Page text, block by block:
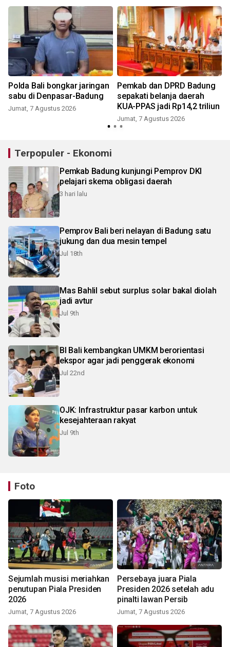
Polda Bali bongkar jaringan
sabu di Denpasar-Badung
Jumat, 7 Agustus 2026
Pemkab dan DPRD Badung
sepakati belanja daerah
KUA-PPAS jadi Rp14,2 triliun
Jumat, 7 Agustus 2026
Terpopuler - Ekonomi
Pemkab Badung kunjungi Pemprov DKI
pelajari skema obligasi daerah
3 hari lalu
Pemprov Bali beri nelayan di Badung satu
jukung dan dua mesin tempel
Jul 18th
Mas Bahlil sebut surplus solar bakal diolah
jadi avtur
Jul 9th
BI Bali kembangkan UMKM berorientasi
ekspor agar jadi penggerak ekonomi
Jul 22nd
OJK: Infrastruktur pasar karbon untuk
kesejahteraan rakyat
Jul 9th
Foto
Sejumlah musisi meriahkan
penutupan Piala Presiden
2026
Jumat, 7 Agustus 2026
Persebaya juara Piala
Presiden 2026 setelah adu
pinalti lawan Persib
Jumat, 7 Agustus 2026